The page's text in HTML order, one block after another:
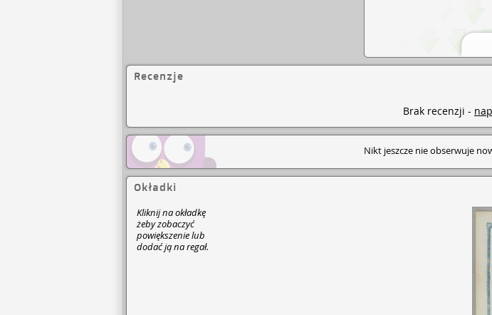
Recenzje
Brak recenzji -
Nikt jeszcze nie obserwuje
Okładki
Kliknij na okładkę
żeby zobaczyć
powiększenie lub
dodać ją na regał.